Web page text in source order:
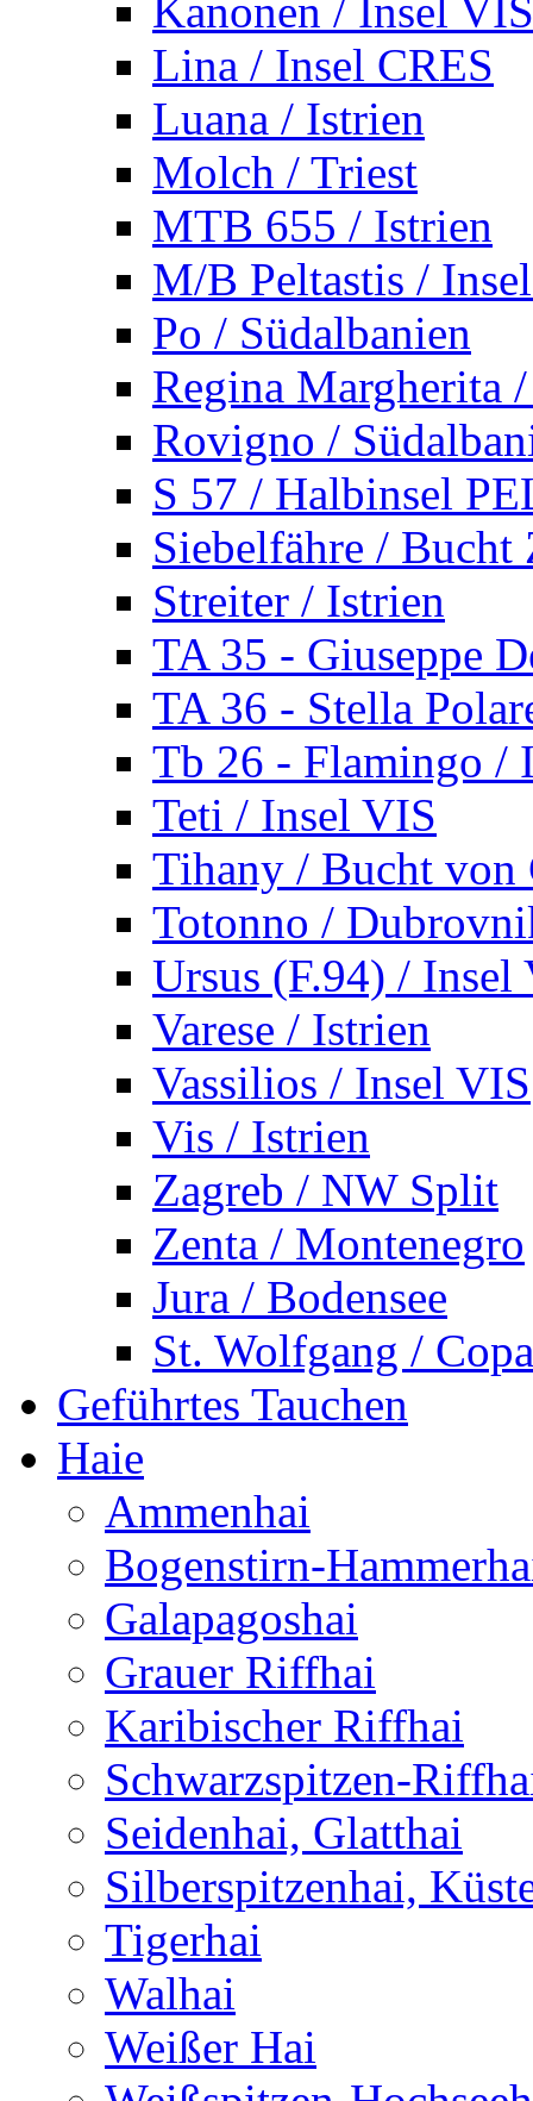
Kanonen / Insel VIS
Lina / Insel CRES
Luana / Istrien
Molch / Triest
MTB 655 / Istrien
M/B Peltastis /
Po / Südalbanien
Regina Margherita
Rovigno /
S 57 / Halbinsel
Siebelfähre / Bucht
Streiter / Istrien
TA 35 - Giuseppe
TA 36 - Stella
Tb 26 - Flamingo /
Teti / Insel VIS
Tihany / Bucht von
Totonno /
Ursus (F.94) / Insel
Varese / Istrien
Vassilios / Insel VIS
Vis / Istrien
Zagreb / NW Split
Zenta / Montenegro
Jura / Bodensee
St. Wolfgang /
Geführtes Tauchen
Haie
Ammenhai
Bogenstirn-
Galapagoshai
Grauer Riffhai
Karibischer Riffhai
Schwarzspitzen-
Seidenhai, Glatthai
Silberspitzenhai,
Tigerhai
Walhai
Weißer Hai